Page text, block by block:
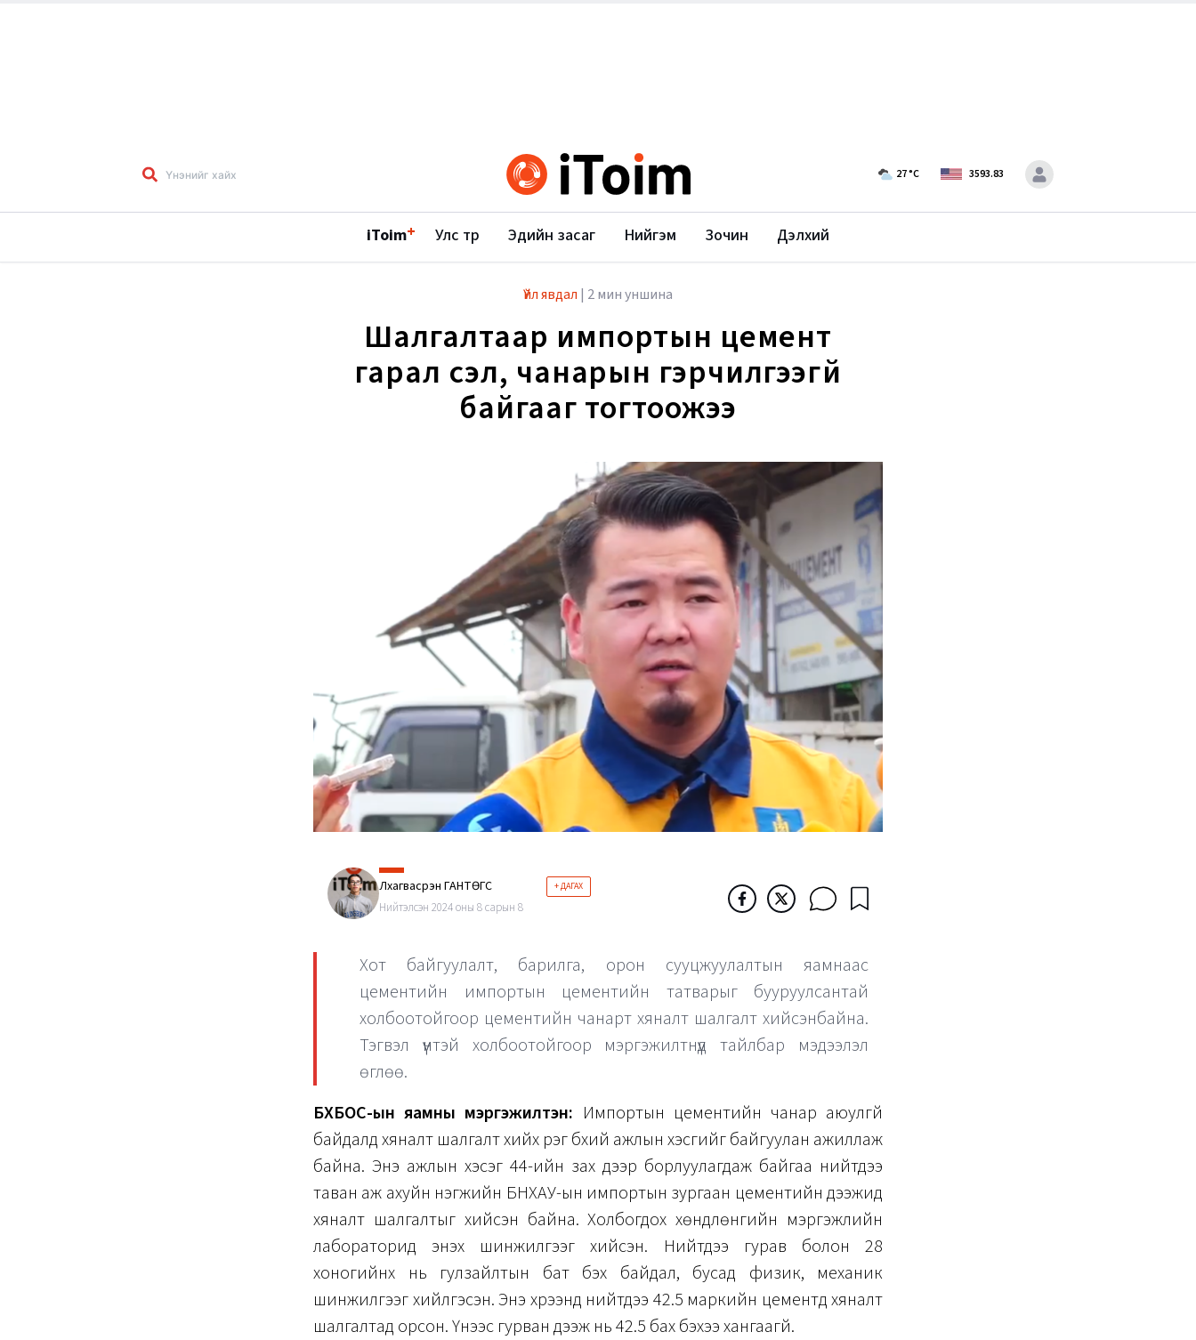
27°C 3593.83
iToim+ Улс төр Эдийн засаг Нийгэм Зочин Дэлхий
Үйл явдал | 2 мин уншина
Шалгалтаар импортын цемент
гарал үүсэл, чанарын гэрчилгээгүй
байгааг тогтоожээ
Лхагвасүрэн ГАНТӨГС + ДАГАХ
Нийтэлсэн 2024 оны 8 сарын 8
Хот байгуулалт, барилга, орон сууцжуулалтын яамнаас
цементийн импортын цементийн татварыг бууруулсантай
холбоотойгоор цементийн чанарт хяналт шалгалт хийсэнбайна.
Тэгвэл үүнтэй холбоотойгоор мэргэжилтнүүд тайлбар мэдээлэл
өглөө.
БХБОС-ын яамны мэргэжилтэн: Импортын цементийн чанар аюулгүй
байдалд хяналт шалгалт хийх үүрэг бүхий ажлын хэсгийг байгуулан ажиллаж
байна. Энэ ажлын хэсэг 44-ийн зах дээр борлуулагдаж байгаа нийтдээ
таван аж ахуйн нэгжийн БНХАУ-ын импортын зургаан цементийн дээжид
хяналт шалгалтыг хийсэн байна. Холбогдох хөндлөнгийн мэргэжлийн
лабораторид энэхүү шинжилгээг хийсэн. Нийтдээ гурав болон 28
хоногийнх нь гулзайлтын бат бэх байдал, бусад физик, механик
шинжилгээг хийлгэсэн. Энэ хүрээнд нийтдээ 42.5 маркийн цементүүд хяналт
шалгалтад орсон. Үүнээс гурван дээж нь 42.5 бах бэхээ хангаагүй.